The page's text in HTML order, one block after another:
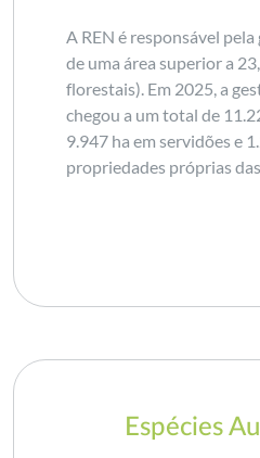
A REN é responsável
de uma área superior a
florestais). Em 2025, a
chegou a um total de
9.947 ha em servidões e
propriedades próprias
Espécies